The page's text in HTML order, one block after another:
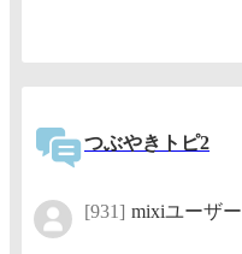
つぶやきトピ2
[931] mixiユーザー